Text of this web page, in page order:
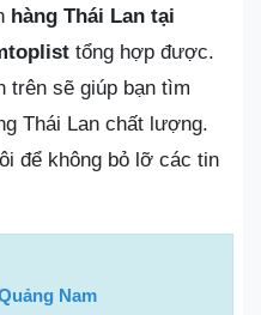
hàng Thái Lan tại
tổng hợp được.
trên sẽ giúp bạn tìm
Thái Lan chất lượng.
để không bỏ lỡ các tin
Nam